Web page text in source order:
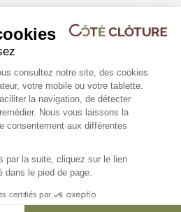
L 2m40
6,90 €
du
consultez notre site, des cookies
votre mobile ou votre tablette.
la navigation, de détecter
Nous vous laissons la
consentement aux différentes
par la suite, cliquez sur le lien
le pied de page.
certifiés par
consent